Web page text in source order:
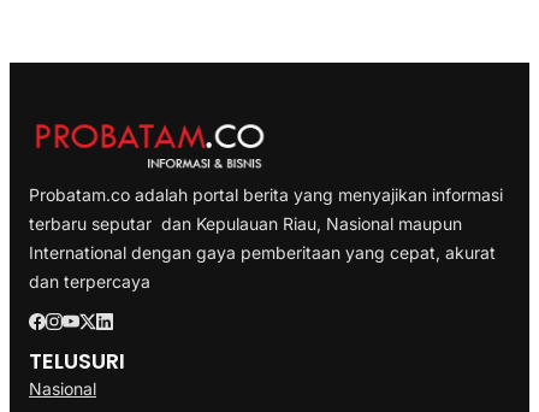
Probatam.co adalah portal berita yang menyajikan informasi
terbaru seputar dan Kepulauan Riau, Nasional maupun
International dengan gaya pemberitaan yang cepat, akurat
dan terpercaya
TELUSURI
Nasional